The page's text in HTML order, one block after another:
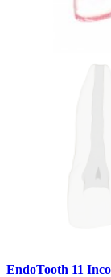
EndoTooth 11